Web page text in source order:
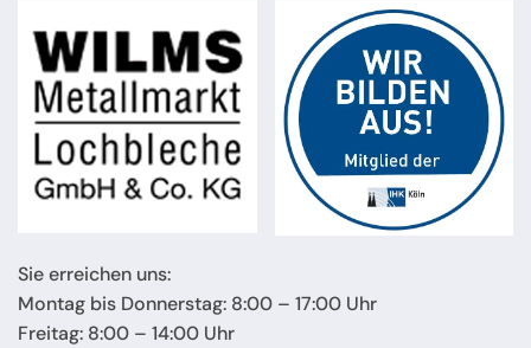
Sie erreichen uns:
Montag bis Donnerstag: 8:00 – 17:00 Uhr
Freitag: 8:00 – 14:00 Uhr